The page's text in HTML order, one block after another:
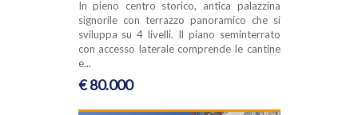
In pieno centro storico, antica palazzina
signorile con terrazzo panoramico che si
sviluppa su 4 livelli. Il piano seminterrato
con accesso laterale comprende le cantine
e...
€ 80.000